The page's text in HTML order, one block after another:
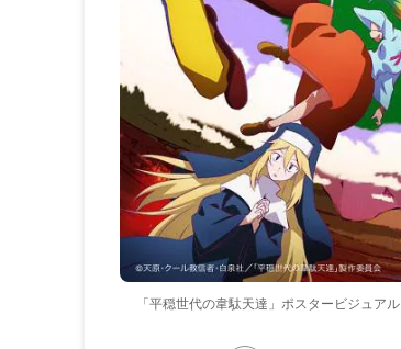
「平穏世代の韋駄天達」ポスタービジュアル